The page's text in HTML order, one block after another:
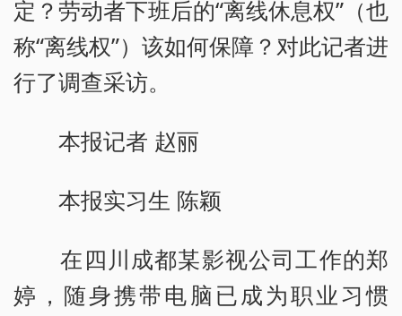
定？劳动者下班后的“离线休息权”（也
称“离线权”）该如何保障？对此记者进
行了调查采访。
本报记者 赵丽
本报实习生 陈颖
在四川成都某影视公司工作的郑
婷，随身携带电脑已成为职业习惯